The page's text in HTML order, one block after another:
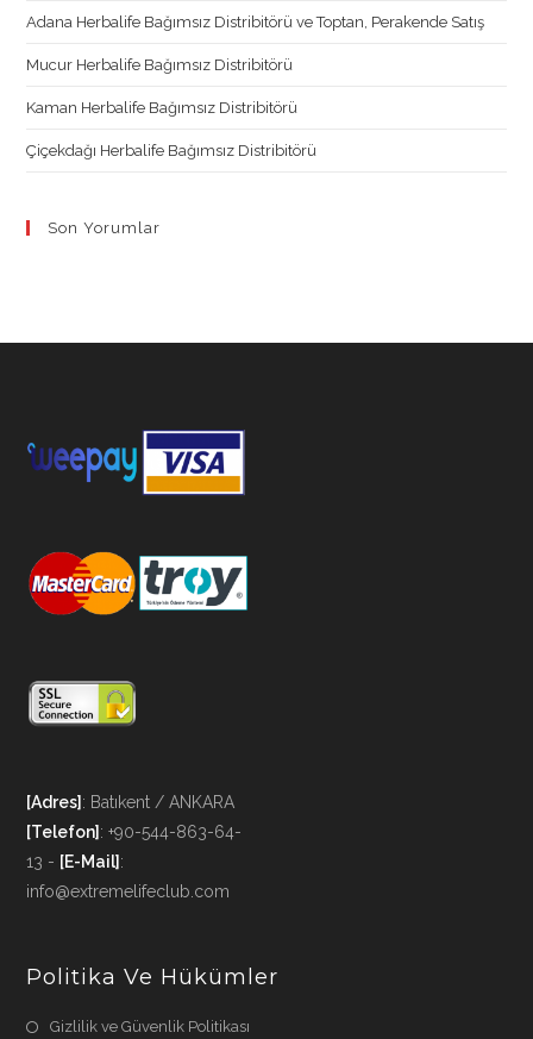
Adana Herbalife Bağımsız Distribitörü ve Toptan, Perakende Satış
Mucur Herbalife Bağımsız Distribitörü
Kaman Herbalife Bağımsız Distribitörü
Çiçekdağı Herbalife Bağımsız Distribitörü
Son Yorumlar
[Adres] : Batıkent / ANKARA
[Telefon] : +90-544-863-64-
13 - [E-Mail] :
info@extremelifeclub.com
Politika Ve Hükümler
Gizlilik ve Güvenlik Politikası